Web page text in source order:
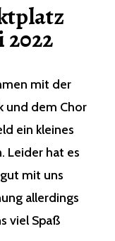
2022
mit der
und dem Chor
ein kleines
Leider hat es
mit uns
allerdings
viel Spaß